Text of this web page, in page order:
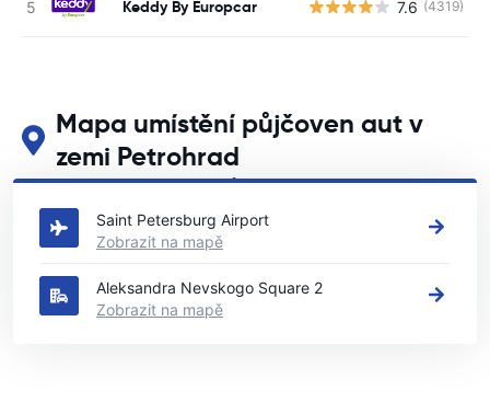
Keddy By Europcar 7.6 (4319)
Mapa umístění půjčoven aut v
zemi Petrohrad
Podívejte se na naše hlavní půjčovny aut v zemi Petrohrad
Saint Petersburg Airport
Zobrazit na mapě
Aleksandra Nevskogo Square 2
Zobrazit na mapě